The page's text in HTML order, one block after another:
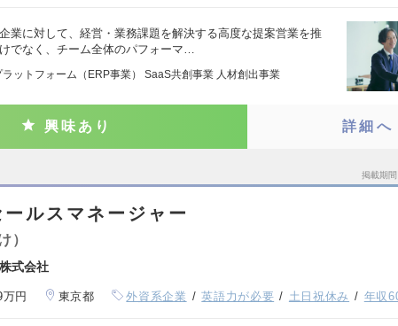
に対して、経営・業務課題を解決する高度な提案営業を推
でなく、チーム全体のパフォーマ…
ラットフォーム（ERP事業） SaaS共創事業 人材創出事業
興味あり 詳細へ
掲載期間
ルスマネージャー
）
式会社
円 東京都 外資系企業 英語力が必要 土日祝休み 年収